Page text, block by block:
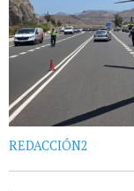
REDACCIÓN2